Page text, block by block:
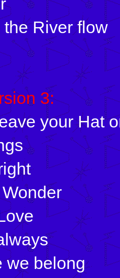
River flow
3:
your Hat
we belong